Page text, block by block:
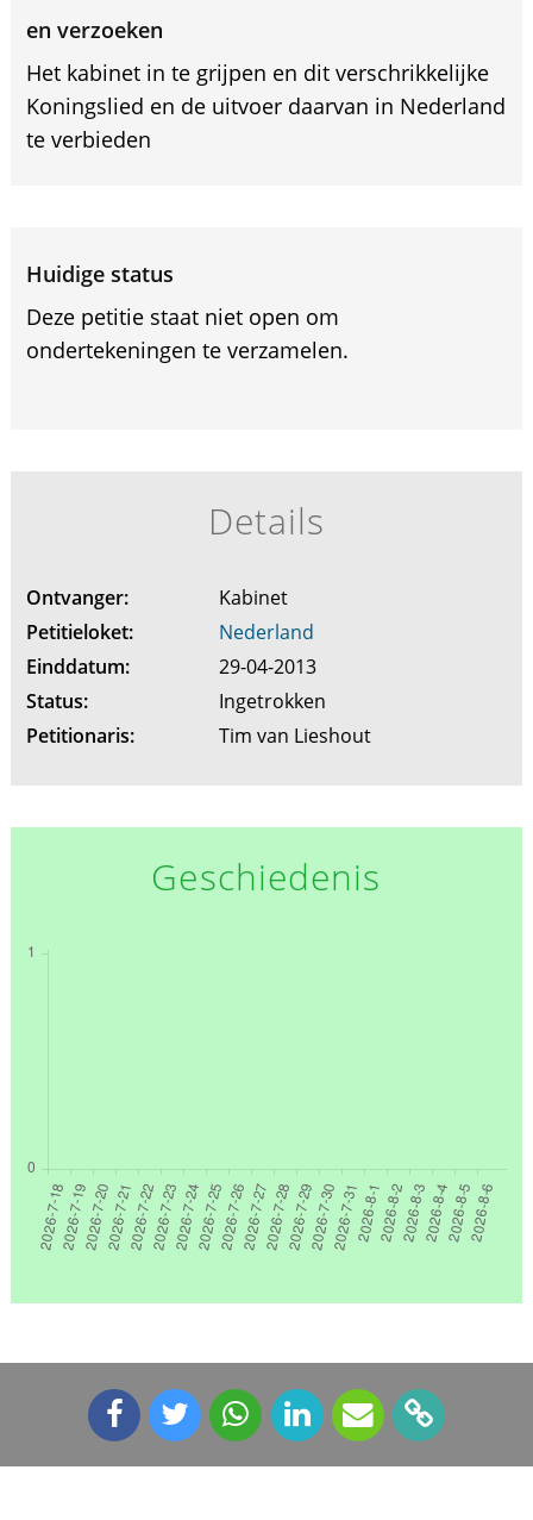
en verzoeken
Het kabinet in te grijpen en dit verschrikkelijke
Koningslied en de uitvoer daarvan in Nederland
te verbieden
Huidige status
Deze petitie staat niet open om
ondertekeningen te verzamelen.
Details
Ontvanger:
Kabinet
Petitieloket:
Nederland
Einddatum:
29-04-2013
Status:
Ingetrokken
Petitionaris:
Tim van Lieshout
Geschiedenis